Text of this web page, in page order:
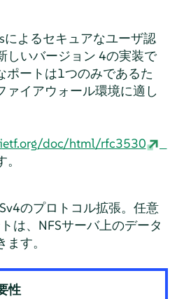
によるセキュアなユーザ認
しいバージョン 4の実装で
ポートは1つのみであるた
ァイアウォール環境に適し
doc/html/rfc3530
のプロトコル拡張。任意
は、NFSサーバ上のデータ
す。
性